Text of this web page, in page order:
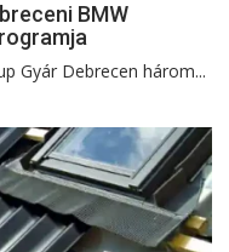
BMW
Gyár Debrecen három...